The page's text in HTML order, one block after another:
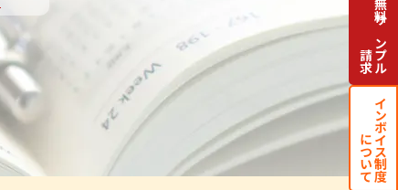
無料サンプル
請求
インボイス制度
について